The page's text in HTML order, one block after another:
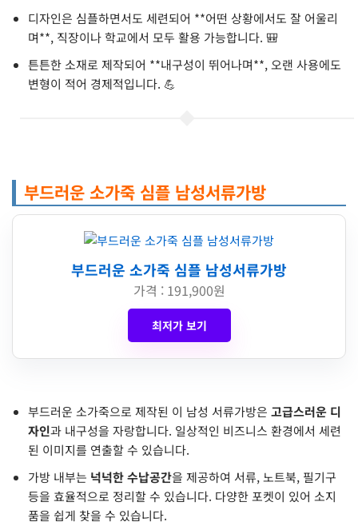
디자인은 심플하면서도 세련되어 **어떤 상황에서도 잘 어울리
며**, 직장이나 학교에서 모두 활용 가능합니다. 🎒
튼튼한 소재로 제작되어 **내구성이 뛰어나며**, 오랜 사용에도
변형이 적어 경제적입니다. 💪
부드러운 소가죽 심플 남성서류가방
부드러운 소가죽 심플 남성서류가방
가격 : 191,900원
최저가 보기
부드러운 소가죽으로 제작된 이 남성 서류가방은 고급스러운 디
자인과 내구성을 자랑합니다. 일상적인 비즈니스 환경에서 세련
된 이미지를 연출할 수 있습니다.
가방 내부는 넉넉한 수납공간을 제공하여 서류, 노트북, 필기구
등을 효율적으로 정리할 수 있습니다. 다양한 포켓이 있어 소지
품을 쉽게 찾을 수 있습니다.